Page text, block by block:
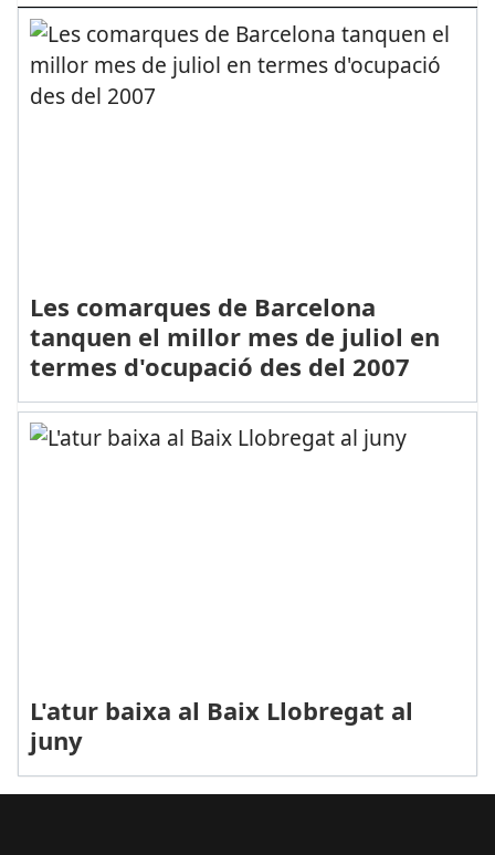
Les comarques de Barcelona
tanquen el millor mes de juliol en
termes d'ocupació des del 2007
L'atur baixa al Baix Llobregat al
juny